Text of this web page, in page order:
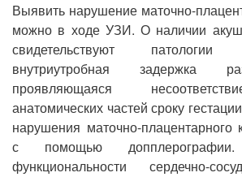
Выявить нарушение маточно-
можно в ходе УЗИ. О наличии
свидетельствуют
внутриутробная задержка
проявляющаяся
анатомических частей сроку
нарушения маточно-плацентарного
с помощью
функциональности сердечно-